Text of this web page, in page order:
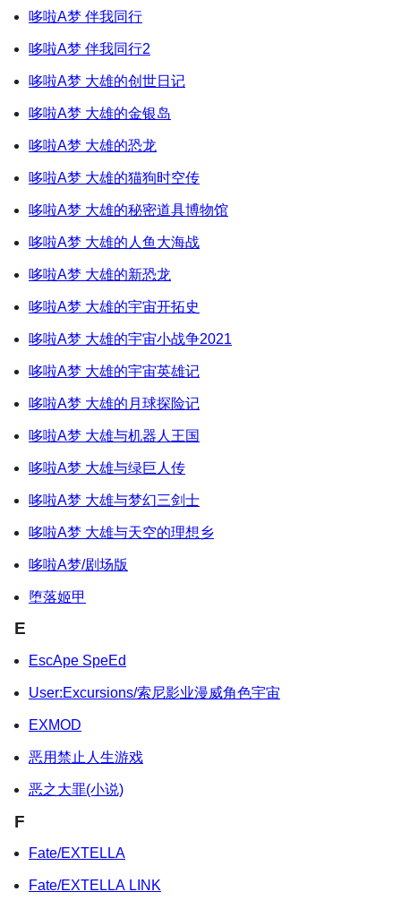
哆啦A梦 伴我同行
哆啦A梦 伴我同行2
哆啦A梦 大雄的创世日记
哆啦A梦 大雄的金银岛
哆啦A梦 大雄的恐龙
哆啦A梦 大雄的猫狗时空传
哆啦A梦 大雄的秘密道具博物馆
哆啦A梦 大雄的人鱼大海战
哆啦A梦 大雄的新恐龙
哆啦A梦 大雄的宇宙开拓史
哆啦A梦 大雄的宇宙小战争2021
哆啦A梦 大雄的宇宙英雄记
哆啦A梦 大雄的月球探险记
哆啦A梦 大雄与机器人王国
哆啦A梦 大雄与绿巨人传
哆啦A梦 大雄与梦幻三剑士
哆啦A梦 大雄与天空的理想乡
哆啦A梦/剧场版
堕落姬甲
E
EscApe SpeEd
User:Excursions/索尼影业漫威角色宇宙
EXMOD
恶用禁止人生游戏
恶之大罪(小说)
F
Fate/EXTELLA
Fate/EXTELLA LINK